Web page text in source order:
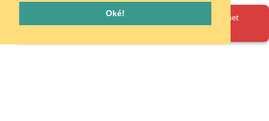
Oké!
Oeps! Er is iets misgegaan. Herlaad de pagina en probeer het
opnieuw.